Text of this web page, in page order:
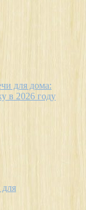
для дома:
в 2026 году